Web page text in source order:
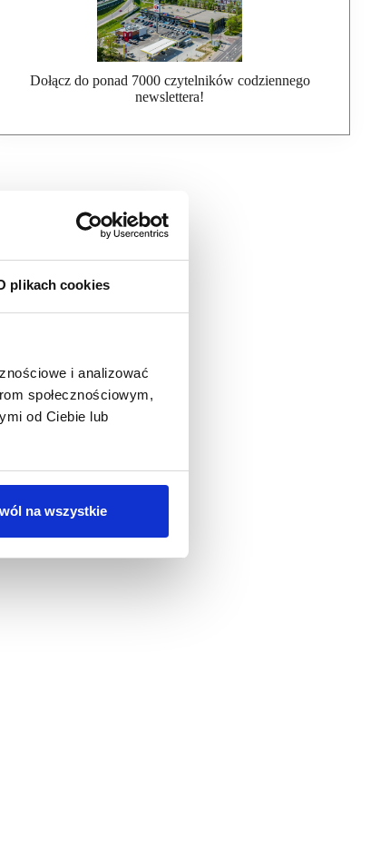
plikach cookies
i analizować
społecznościowym,
od Ciebie lub
na wszystkie
Dołącz do ponad 7000 czytelników codziennego
newslettera!